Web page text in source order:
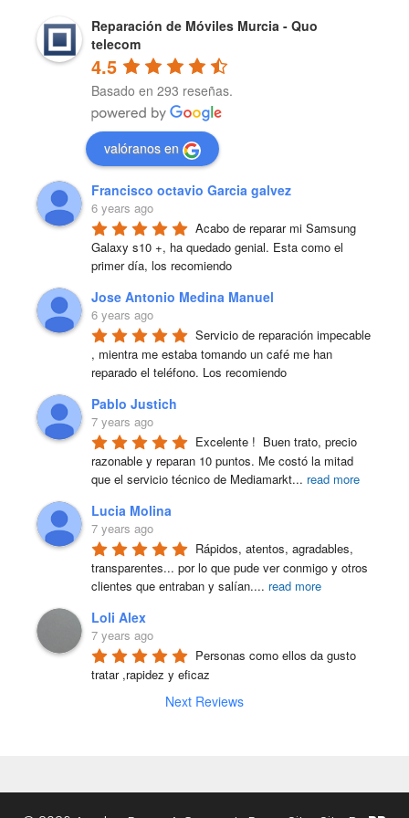
Reparación de Móviles Murcia - Quo
telecom
4.5
Basado en 293 reseñas.
valóranos en
Francisco octavio Garcia galvez
6 years ago
Acabo de reparar mi Samsung
Galaxy s10 +, ha quedado genial. Esta como el
primer día, los recomiendo
Jose Antonio Medina Manuel
6 years ago
Servicio de reparación impecable
, mientra me estaba tomando un café me han
reparado el teléfono. Los recomiendo
Pablo Justich
7 years ago
Excelente !  Buen trato, precio
razonable y reparan 10 puntos. Me costó la mitad
que el servicio técnico de Mediamarkt... read more
Lucia Molina
7 years ago
Rápidos, atentos, agradables,
transparentes... por lo que pude ver conmigo y otros
clientes que entraban y salían.... read more
Loli Alex
7 years ago
Personas como ellos da gusto
tratar ,rapidez y eficaz
Next Reviews